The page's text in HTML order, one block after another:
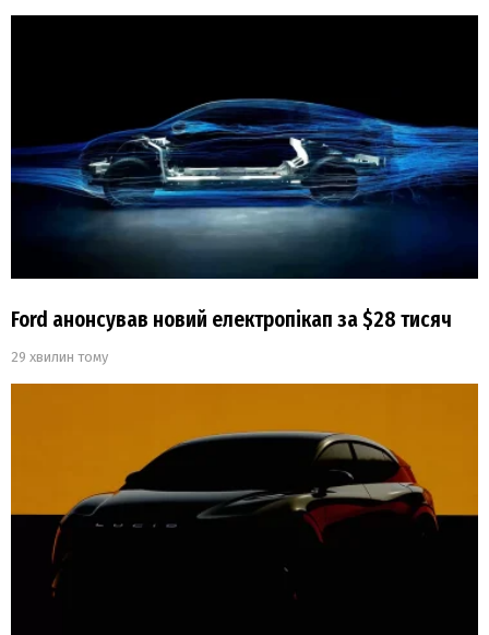
Ford анонсував новий електропікап за $28 тисяч
29 хвилин тому